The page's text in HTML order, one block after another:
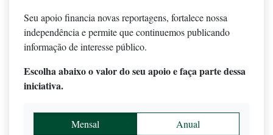
Seu apoio financia novas reportagens, fortalece nossa
independência e permite que continuemos publicando
informação de interesse público.
Escolha abaixo o valor do seu apoio e faça parte dessa
iniciativa.
Mensal Anual